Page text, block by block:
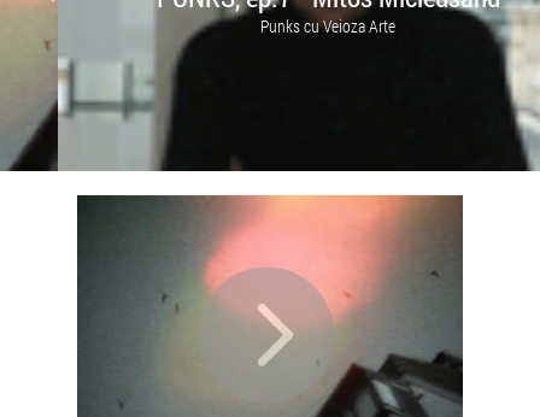
Punks cu Veioza Arte